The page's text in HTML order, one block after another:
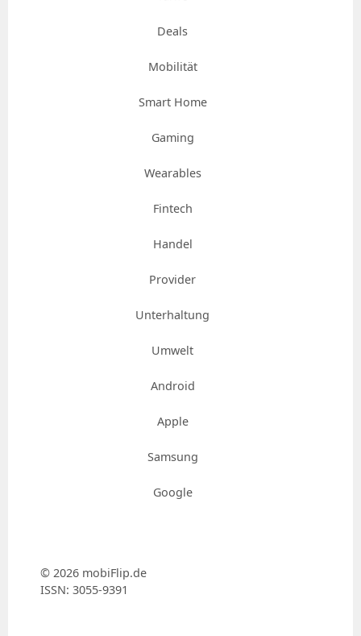
Deals
Mobilität
Smart Home
Gaming
Wearables
Fintech
Handel
Provider
Unterhaltung
Umwelt
Android
Apple
Samsung
Google
© 2026 mobiFlip.de
ISSN: 3055-9391